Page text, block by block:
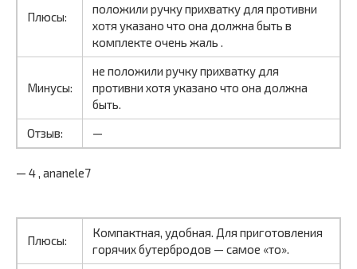
Плюсы:
положили ручку прихватку для противни
хотя указано что она должна быть в
комплекте очень жаль .
Минусы:
не положили ручку прихватку для
противни хотя указано что она должна
быть.
Отзыв:
—
— 4 , ananele7
Плюсы:
Компактная, удобная. Для приготовления
горячих бутербродов — самое «то».